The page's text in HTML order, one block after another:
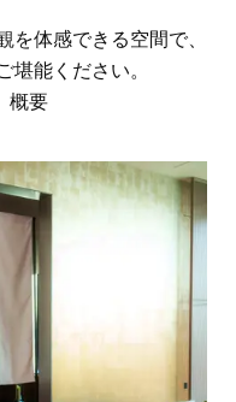
を体感できる空間で、
堪能ください。
概要